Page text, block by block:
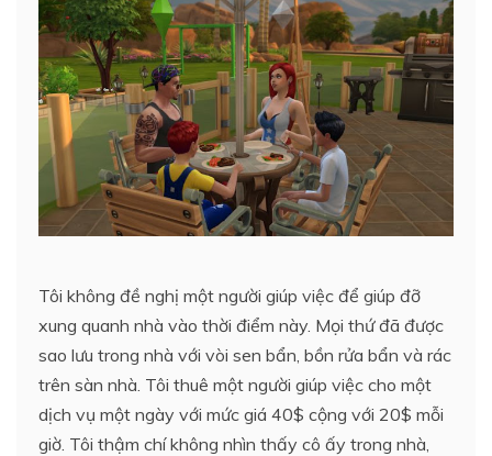
Tôi không đề nghị một người giúp việc để giúp đỡ
xung quanh nhà vào thời điểm này. Mọi thứ đã được
sao lưu trong nhà với vòi sen bẩn, bồn rửa bẩn và rác
trên sàn nhà. Tôi thuê một người giúp việc cho một
dịch vụ một ngày với mức giá 40$ cộng với 20$ mỗi
giờ. Tôi thậm chí không nhìn thấy cô ấy trong nhà,